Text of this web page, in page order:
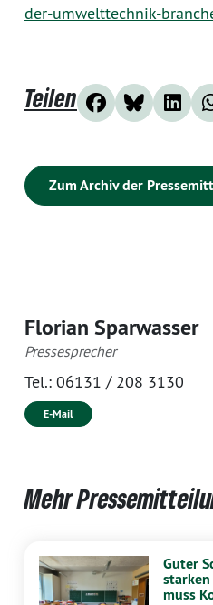
der-umwelttechnik-
Teilen
Zum Archiv der
Florian Sparwasser
Pressesprecher
Tel.: 06131 / 208 3130
E-Mail
Mehr
Guter
starken
muss